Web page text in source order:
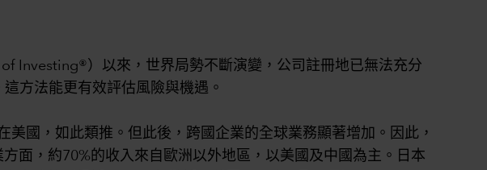
Investing®）以來，世界局勢不斷演變，公司註冊地已無法充分
方法能更有效評估風險與機遇。
國，如此類推。但此後，跨國企業的全球業務顯著增加。因此，
面，約70%的收入來自歐洲以外地區，以美國及中國為主。日本